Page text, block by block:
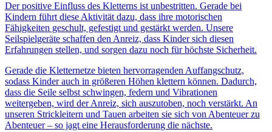
Der positive Einfluss des Kletterns ist unbestritten. Gerade bei
Kindern führt diese Aktivität dazu, dass ihre motorischen
Fähigkeiten geschult, gefestigt und gestärkt werden. Unsere
Seilspielgeräte schaffen den Anreiz, dass Kinder sich diesen
Erfahrungen stellen, und sorgen dazu noch für höchste Sicherheit.
Gerade die Kletternetze bieten hervorragenden Auffangschutz,
sodass Kinder auch in größeren Höhen klettern können. Dadurch,
dass die Seile selbst schwingen, federn und Vibrationen
weitergeben, wird der Anreiz, sich auszutoben, noch verstärkt. An
unseren Strickleitern und Tauen arbeiten sie sich von Abenteuer zu
Abenteuer – so jagt eine Herausforderung die nächste.